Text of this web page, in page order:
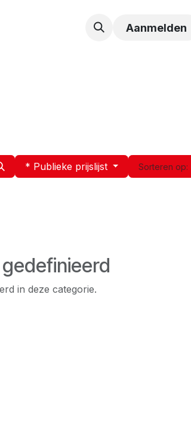
Vacatures Contact
Aanmelden
* Publieke prijslijst Sorteren op:
in deze categorie.